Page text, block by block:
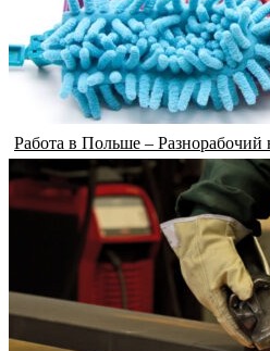
Работа в Польше – Разнорабочий